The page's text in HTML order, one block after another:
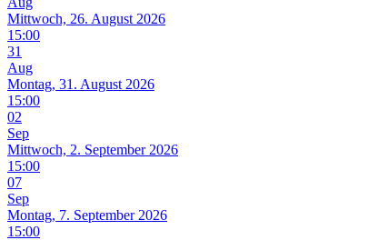
Mittwoch, 26. August 2026
15:00
31
Aug
Montag, 31. August 2026
15:00
02
Sep
Mittwoch, 2. September 2026
15:00
07
Sep
Montag, 7. September 2026
15:00